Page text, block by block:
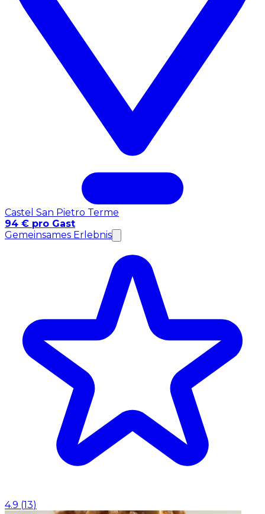
Castel San Pietro Terme
94 € pro Gast
Gemeinsames Erlebnis
4.9 (13)